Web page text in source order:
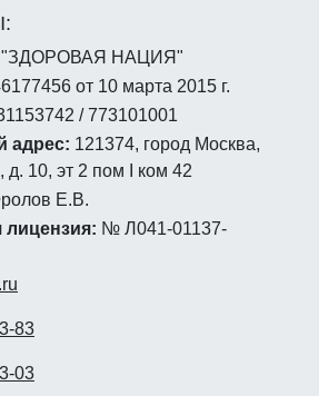
НАЦИЯ"
от 10 марта 2015 г.
/ 773101001
адрес: 121374, город Москва,
10, эт 2 пом I ком 42
Е.В.
лицензия: № Л041-01137-